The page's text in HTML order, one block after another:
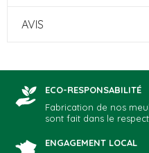
AVIS
ECO-RESPONSABILITÉ
Fabrication de nos
sont fait dans le
ENGAGEMENT LOCAL